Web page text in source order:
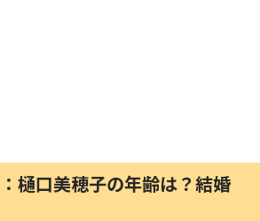
樋口美穂子の年齢は？結婚